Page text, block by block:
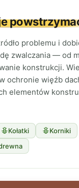
problemu i
zwalczania — od
konstrukcji.
ochronie więźb
elementów
Kołatki
Korniki